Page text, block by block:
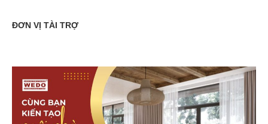
ĐƠN VỊ TÀI TRỢ